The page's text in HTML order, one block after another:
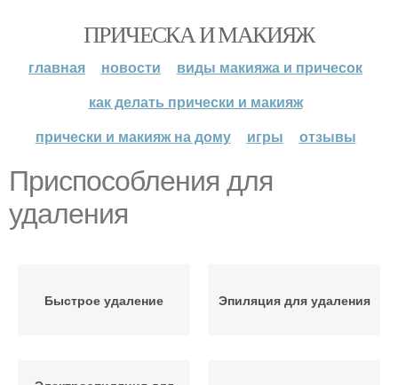
ПРИЧЕСКА И МАКИЯЖ
главная новости
виды макияжа и причесок
как делать прически и макияж
прически и макияж на дому
игры отзывы
Приспособления для
удаления
Быстрое удаление Эпиляция для удаления